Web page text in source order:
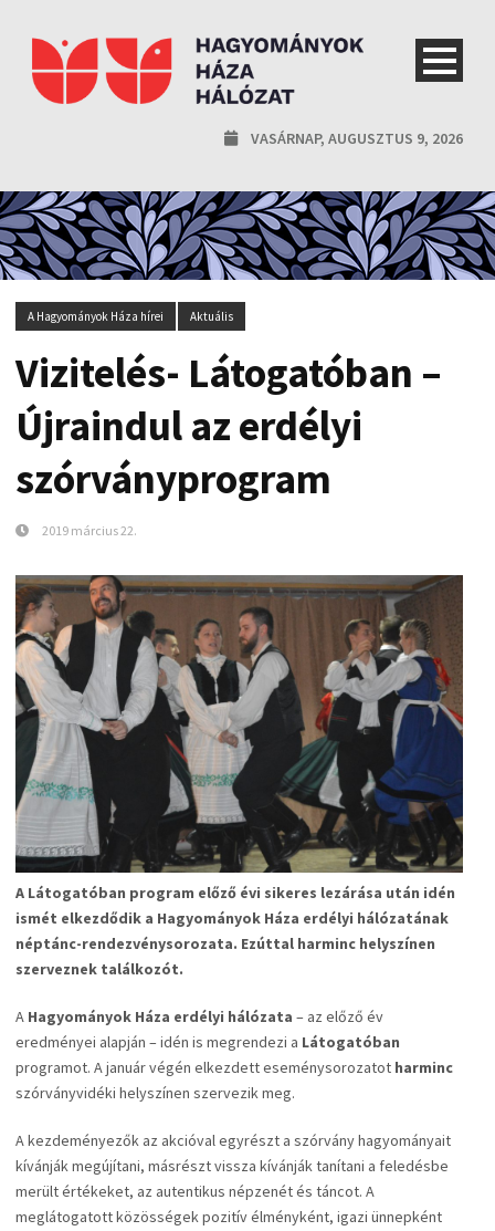
VASÁRNAP, AUGUSZTUS 9, 2026
A Hagyományok Háza hírei Aktuális
Vizitelés- Látogatóban –
Újraindul az erdélyi
szórványprogram
2019 március 22.
A Látogatóban program előző évi sikeres lezárása után idén
ismét elkezdődik a Hagyományok Háza erdélyi hálózatának
néptánc-rendezvénysorozata. Ezúttal harminc helyszínen
szerveznek találkozót.
A Hagyományok Háza erdélyi hálózata – az előző év
eredményei alapján – idén is megrendezi a Látogatóban
programot. A január végén elkezdett eseménysorozatot harminc
szórványvidéki helyszínen szervezik meg.
A kezdeményezők az akcióval egyrészt a szórvány hagyományait
kívánják megújítani, másrészt vissza kívánják tanítani a feledésbe
merült értékeket, az autentikus népzenét és táncot. A
meglátogatott közösségek pozitív élményként, igazi ünnepként